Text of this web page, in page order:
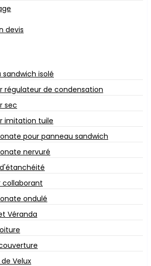
devis
sandwich isolé
régulateur de condensation
sec
imitation tuile
pour panneau sandwich
nervuré
collaborant
ondulé
Véranda
Velux